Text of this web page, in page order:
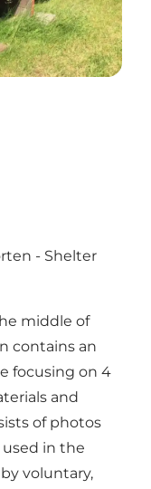
- Shelter
middle of
contains an
focusing on 4
and
of photos
in the
voluntary,